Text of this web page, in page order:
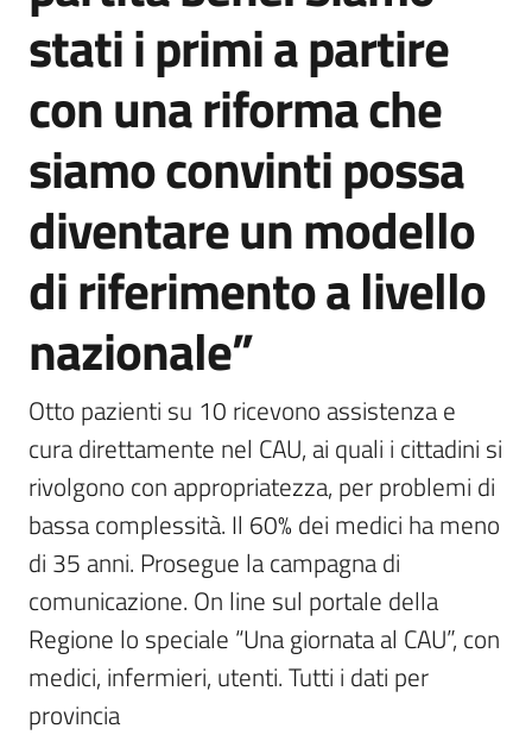
stati i primi a partire
con una riforma che
siamo convinti possa
diventare un modello
di riferimento a livello
nazionale”
Otto pazienti su 10 ricevono assistenza e
cura direttamente nel CAU, ai quali i cittadini si
rivolgono con appropriatezza, per problemi di
bassa complessità. Il 60% dei medici ha meno
di 35 anni. Prosegue la campagna di
comunicazione. On line sul portale della
Regione lo speciale “Una giornata al CAU”, con
medici, infermieri, utenti. Tutti i dati per
provincia